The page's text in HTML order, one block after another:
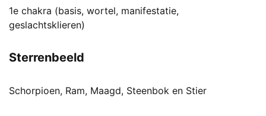
1e chakra (basis, wortel, manifestatie,
geslachtsklieren)
Sterrenbeeld
Schorpioen, Ram, Maagd, Steenbok en Stier